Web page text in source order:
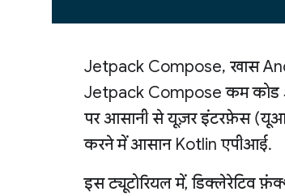
Jetpack Compose, खास
Jetpack Compose कम कोड
पर आसानी से यूज़र इंटरफ़ेस
करने में आसान Kotlin एपीआई.
इस ट्यूटोरियल में,